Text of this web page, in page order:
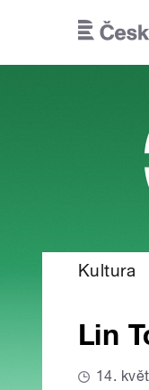
Kultura
Lin
14.